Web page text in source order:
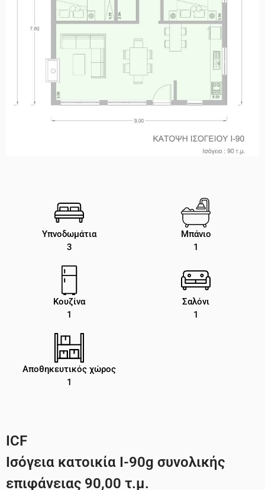
Υπνοδωμάτια
3
Μπάνιο
1
Κουζίνα
1
Σαλόνι
1
Αποθηκευτικός χώρος
1
ICF
Ισόγεια κατοικία I-90g συνολικής
επιφάνειας 90,00 τ.μ.